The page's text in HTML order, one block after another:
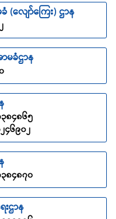
(လျော်ကြေး) ဌာန
ခံဌာန
၈၄၈၆၅
၄၆၉၀၂
၈၄၈၇၀
ဌာန